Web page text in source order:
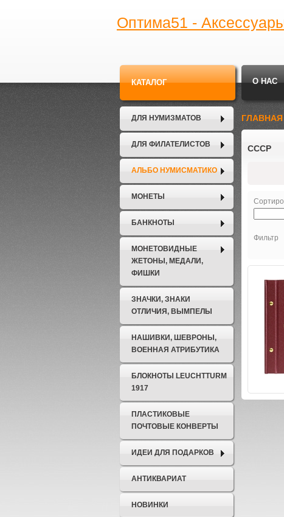
Оптима51 -
О НАС
КАТАЛОГ
ДЛЯ НУМИЗМАТОВ
ДЛЯ ФИЛАТЕЛИСТОВ
АЛЬБО НУМИСМАТИКО
МОНЕТЫ
БАНКНОТЫ
МОНЕТОВИДНЫЕ
ЖЕТОНЫ, МЕДАЛИ,
ФИШКИ
ЗНАЧКИ, ЗНАКИ
ОТЛИЧИЯ, ВЫМПЕЛЫ
НАШИВКИ, ШЕВРОНЫ,
ВОЕННАЯ АТРИБУТИКА
БЛОКНОТЫ LEUCHTTURM
1917
ПЛАСТИКОВЫЕ
ПОЧТОВЫЕ КОНВЕРТЫ
ИДЕИ ДЛЯ ПОДАРКОВ
АНТИКВАРИАТ
НОВИНКИ
ГЛАВНАЯ
СССР
Фильтр